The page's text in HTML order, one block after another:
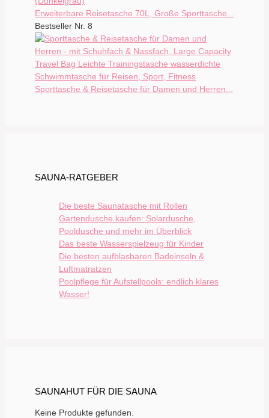
Erweiterbare Reisetasche 70L, Große Sporttasche...
Bestseller Nr. 8
Sporttasche & Reisetasche für Damen und Herren...
SAUNA-RATGEBER
Die beste Saunatasche mit Rollen
Gartendusche kaufen: Solardusche,
Pooldusche und mehr im Überblick
Das beste Wasserspielzeug für Kinder
Die besten aufblasbaren Badeinseln &
Luftmatratzen
Poolpflege für Aufstellpools: endlich klares
Wasser!
SAUNAHUT FÜR DIE SAUNA
Keine Produkte gefunden.